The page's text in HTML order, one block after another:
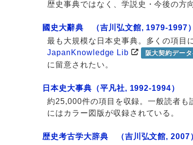
歴史事典ではなく、学説史・今後の方
國史大辭典 （吉川弘文館, 1979-1997）
最も大規模な日本史事典。多くの項目
JapanKnowledge Lib
阪大契約デー
に留意されたい。
日本史大事典（平凡社, 1992-1994）
約25,000件の項目を収録。一般読者
にはカラー図版が収録されている。
歴史考古学大辞典 （吉川弘文館, 2007